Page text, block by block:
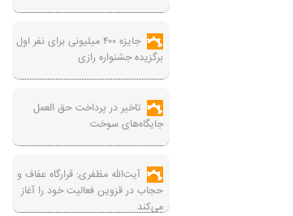
جایزه ۴۰۰ میلیونی برای نفر اول
برگزیده جشنواره رازی
تاخیر در پرداخت حق العمل
جایگاه‌های سوخت
آیت‌الله مظفری: قرارگاه عفاف و
حجاب در قزوین فعالیت خود را آغاز
می‌کند